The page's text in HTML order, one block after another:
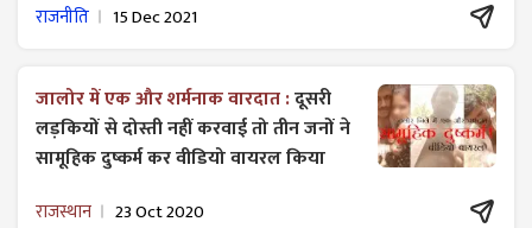
राजनीति 15 Dec 2021
जालोर में एक और शर्मनाक वारदात :दूसरी
लड़कियों से दोस्ती नहीं करवाई तो तीन जनों ने
सामूहिक दुष्कर्म कर वीडियो वायरल किया
राजस्थान 23 Oct 2020